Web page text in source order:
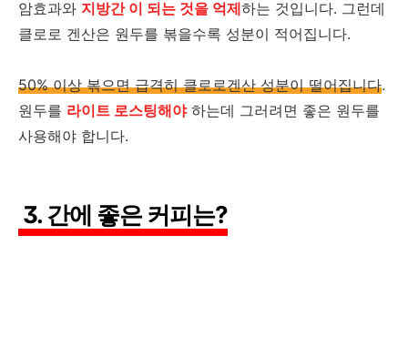
암효과와 지방간 이 되는 것을 억제하는 것입니다. 그런데
클로로 겐산은 원두를 볶을수록 성분이 적어집니다.
50% 이상 볶으면 급격히 클로로겐산 성분이 떨어집니다.
원두를 라이트 로스팅해야하는데 그러려면 좋은 원두를
사용해야 합니다.
3. 간에 좋은 커피는?